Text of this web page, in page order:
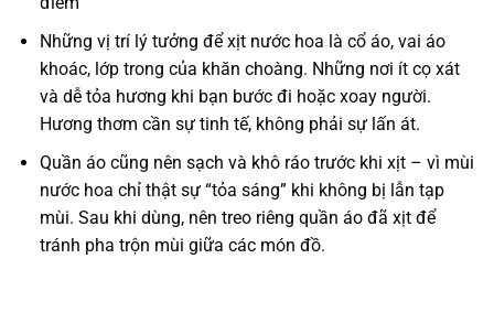
Những vị trí lý tưởng để xịt nước hoa là cổ áo, vai áo
khoác, lớp trong của khăn choàng. Những nơi ít cọ xát
và dễ tỏa hương khi bạn bước đi hoặc xoay người.
Hương thơm cần sự tinh tế, không phải sự lấn át.
Quần áo cũng nên sạch và khô ráo trước khi xịt – vì mùi
nước hoa chỉ thật sự “tỏa sáng” khi không bị lẫn tạp
mùi. Sau khi dùng, nên treo riêng quần áo đã xịt để
tránh pha trộn mùi giữa các món đồ.